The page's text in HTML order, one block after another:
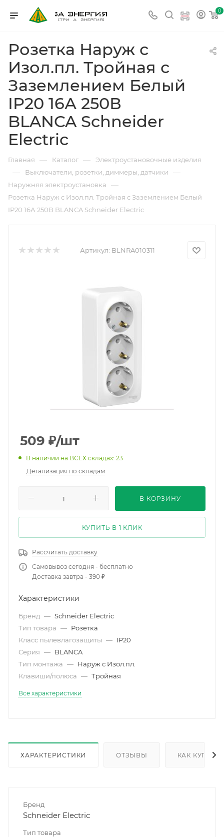
0
Розетка Наруж с
Изол.пл. Тройная с
Заземлением Белый
IP20 16А 250В
BLANCA Schneider
Electric
Главная — Каталог — Электроустановочные изделия
— Выключатели, розетки, диммеры, датчики —
Наружняя электроустановка —
Розетка Наруж с Изол.пл. Тройная с Заземлением Белый
IP20 16А 250В BLANCA Schneider Electric
Артикул: BLNRA010311
509 ₽/шт
В наличии на ВСЕХ складах: 23
Детализация по складам
В КОРЗИНУ
КУПИТЬ В 1 КЛИК
Рассчитать доставку
Самовывоз сегодня - бесплатно
Доставка завтра - 390 ₽
Характеристики
Бренд — Schneider Electric
Тип товара — Розетка
Класс пылевлагозащиты — IP20
Серия — BLANCA
Тип монтажа — Наруж с Изол.пл.
Клавиши/полюса — Тройная
Все характеристики
ХАРАКТЕРИСТИКИ ОТЗЫВЫ КАК КУПИТЬ
Бренд
Schneider Electric
Тип товара